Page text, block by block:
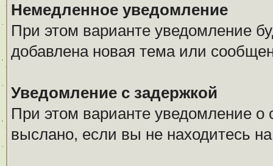
Немедленное уведомление
При этом варианте уведомление
добавлена новая тема или
Уведомление с задержкой
При этом варианте уведомление о
выслано, если вы не находитесь